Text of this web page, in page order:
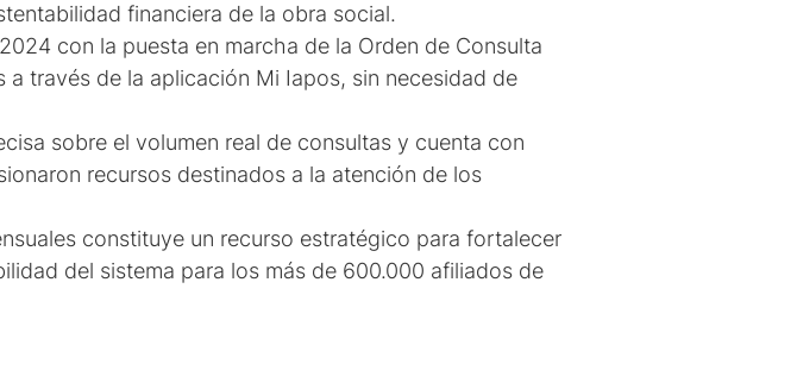
financiera de la obra social.
con la puesta en marcha de la Orden de Consulta
través de la aplicación Mi Iapos, sin necesidad de
sobre el volumen real de consultas y cuenta con
recursos destinados a la atención de los
constituye un recurso estratégico para fortalecer
del sistema para los más de 600.000 afiliados de